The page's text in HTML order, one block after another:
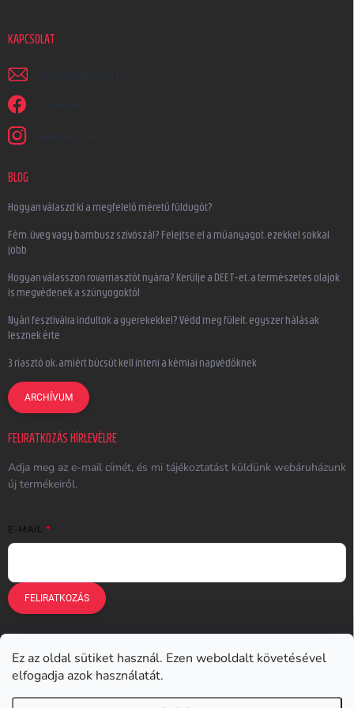
Ez az oldal sütiket használ. Ezen weboldalt követésével
elfogadja azok használatát.
KAPCSOLAT
irjon @ earplugs.hu
Facebook
earplugs.hu
BLOG
Hogyan válaszd ki a megfelelő méretű füldugót?
Fém, üveg vagy bambusz szívószál? Felejtse el a műanyagot, ezekkel sokkal
jobb
Hogyan válasszon rovarriasztót nyárra? Kerülje a DEET-et, a természetes olajok
is megvédenek a szúnyogoktól
Nyári fesztiválra indultok a gyerekekkel? Védd meg füleit, egyszer hálásak
lesznek érte
3 riasztó ok, amiért búcsút kell inteni a kémiai napvédőknek
ARCHÍVUM
FELIRATKOZÁS HÍRLEVÉLRE
Adja meg az e-mail címét, és mi tájékoztatást küldünk webáruházunk
új termékeiről.
E-MAIL
FELIRATKOZÁS
Earplugs.cz Earplugs.sk
Earplugs.at Earplugs.ro Lunesto.cz